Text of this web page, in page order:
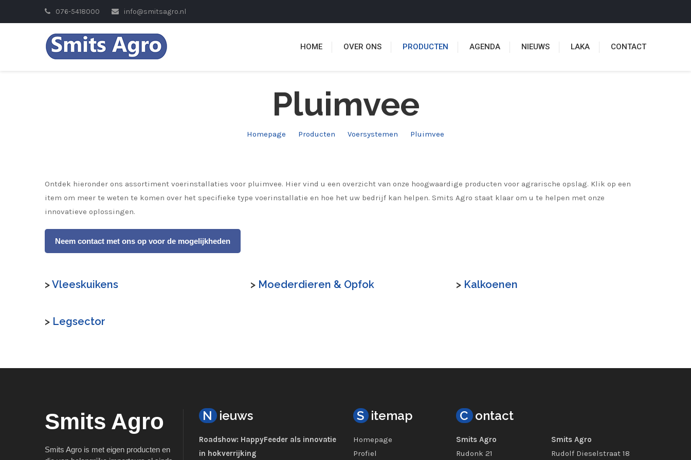
076-5418000 info@smitsagro.nl
HOME OVER ONS PRODUCTEN AGENDA NIEUWS LAKA CONTACT
Pluimvee
Homepage Producten Voersystemen Pluimvee
Ontdek hieronder ons assortiment voerinstallaties voor pluimvee. Hier vind u een overzicht van onze hoogwaardige producten voor agrarische opslag. Klik op een
item om meer te weten te komen over het specifieke type voerinstallatie en hoe het uw bedrijf kan helpen. Smits Agro staat klaar om u te helpen met onze
innovatieve oplossingen.
Neem contact met ons op voor de mogelijkheden
>Vleeskuikens > Moederdieren & Opfok > Kalkoenen
> Legsector
Smits Agro
Smits Agro is met eigen producten en
N ieuws
Roadshow: HappyFeeder als innovatie
in hokverrijking
S itemap
Homepage
Profiel
C ontact
Smits Agro
Rudonk 21
Smits Agro
Rudolf Dieselstraat 18